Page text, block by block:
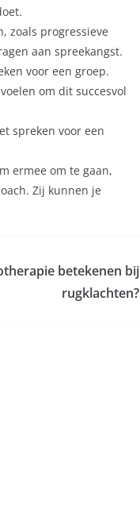
zoals progressieve
aan spreekangst.
voor een groep.
om dit succesvol
spreken voor een
ermee om te gaan,
Zij kunnen je
betekenen bij
rugklachten?